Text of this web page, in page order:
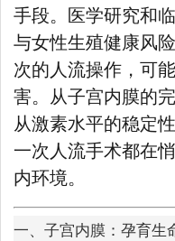
手段。医学研究和
与女性生殖健康风
次的人流操作，可
害。从子宫内膜的
从激素水平的稳定
一次人流手术都在
内环境。
一、子宫内膜：孕育生